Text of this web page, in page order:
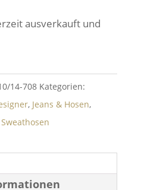
ausverkauft und
14-708 Kategorien:
, Jeans & Hosen,